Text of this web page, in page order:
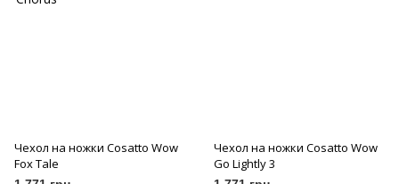
Чехол на ножки Cosatto Wow
Fox Tale
Чехол на ножки Cosatto Wow
Go Lightly 3